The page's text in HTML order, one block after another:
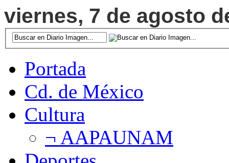
viernes, 7 de agosto
Portada
Cd. de México
Cultura
¬ AAPAUNAM